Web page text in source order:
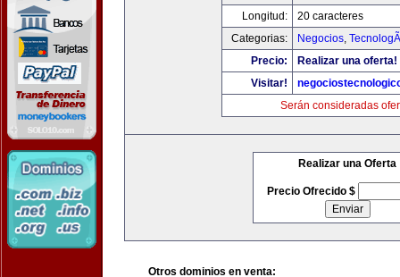
Longitud:
20 caracteres
Categorias:
Negocios,
Precio:
Realizar una oferta!
Visitar!
Serán consideradas
Realizar una Oferta
Precio Ofrecido $
Otros dominios en venta: